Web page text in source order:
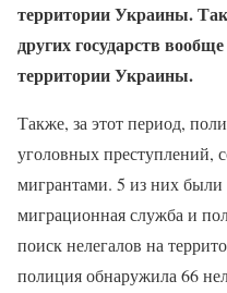
территории Украины.
других государств
территории Украины.
Также, за этот период,
уголовных преступлений,
мигрантами. 5 из них
миграционная служба и
поиск нелегалов на
полиция обнаружила 66